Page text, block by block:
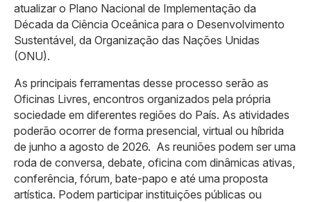
atualizar o Plano Nacional de Implementação da
Década da Ciência Oceânica para o Desenvolvimento
Sustentável, da Organização das Nações Unidas
(ONU).
As principais ferramentas desse processo serão as
Oficinas Livres, encontros organizados pela própria
sociedade em diferentes regiões do País. As atividades
poderão ocorrer de forma presencial, virtual ou híbrida
de junho a agosto de 2026. As reuniões podem ser uma
roda de conversa, debate, oficina com dinâmicas ativas,
conferência, fórum, bate-papo e até uma proposta
artística. Podem participar instituições públicas ou